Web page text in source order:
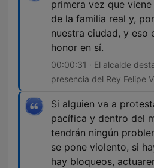
primera vez que
de la familia real y,
nuestra ciudad, y eso
honor en sí.
00:00:31 · El alcalde
presencia del Rey Felipe
Si alguien va a
pacífica y dentro del
tendrán ningún
se pone violento, si
hay bloqueos,